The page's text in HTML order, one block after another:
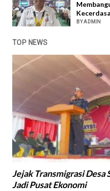
BY ADMIN
TOP NEWS
Jejak Transmigrasi Desa
Jadi Pusat Ekonomi